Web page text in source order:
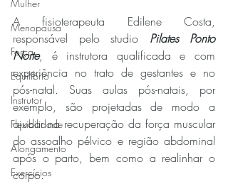
Mulher
Menopausa
Força
Equilíbrio
Instrutor
Flexibilidade
Alongamento
Exercícios
A fisioterapeuta Edilene Costa,
responsável pelo studio Pilates Ponto
Norte, é instrutora qualificada e com
experiência no trato de gestantes e no
pós-natal. Suas aulas pós-natais, por
exemplo, são projetadas de modo a
ajudar na recuperação da força muscular
do assoalho pélvico e região abdominal
após o parto, bem como a realinhar o
corpo.